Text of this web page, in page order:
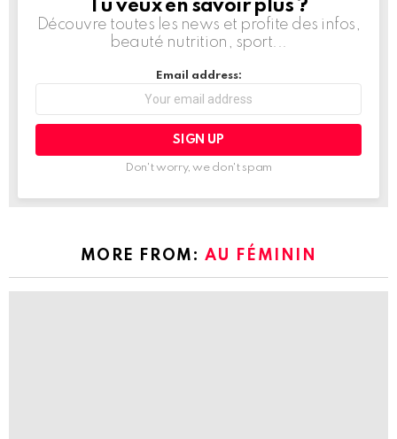
NEWSLETTER
Tu veux en savoir plus ?
Découvre toutes les news et profite des infos,
beauté nutrition, sport...
Email address:
Don't worry, we don't spam
MORE FROM: AU FÉMININ